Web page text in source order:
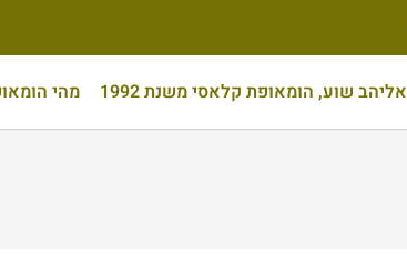
אליהב שוע, הומאופת קלאסי משנת 1992 מהי